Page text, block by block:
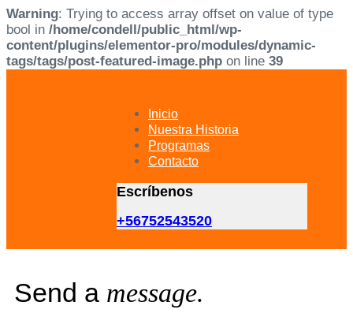
Warning: Trying to access array offset on value of type
bool in /home/condell/public_html/wp-
content/plugins/elementor-pro/modules/dynamic-
tags/tags/post-featured-image.php on line 39
Inicio
Nuestra Historia
Programas
Contacto
Escríbenos
+56752543520
Send a message.